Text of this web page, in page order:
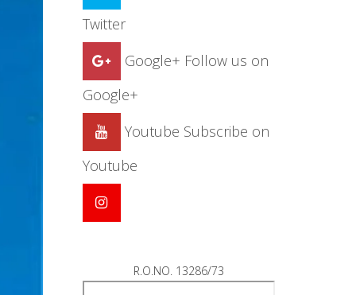
Twitter
Google+ Follow us on
Google+
Youtube Subscribe on
Youtube
R.O.NO. 13286/73